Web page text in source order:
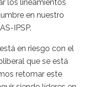
los lineamientos
en nuestro
IPSP.
en riesgo con el
que se está
retomar este